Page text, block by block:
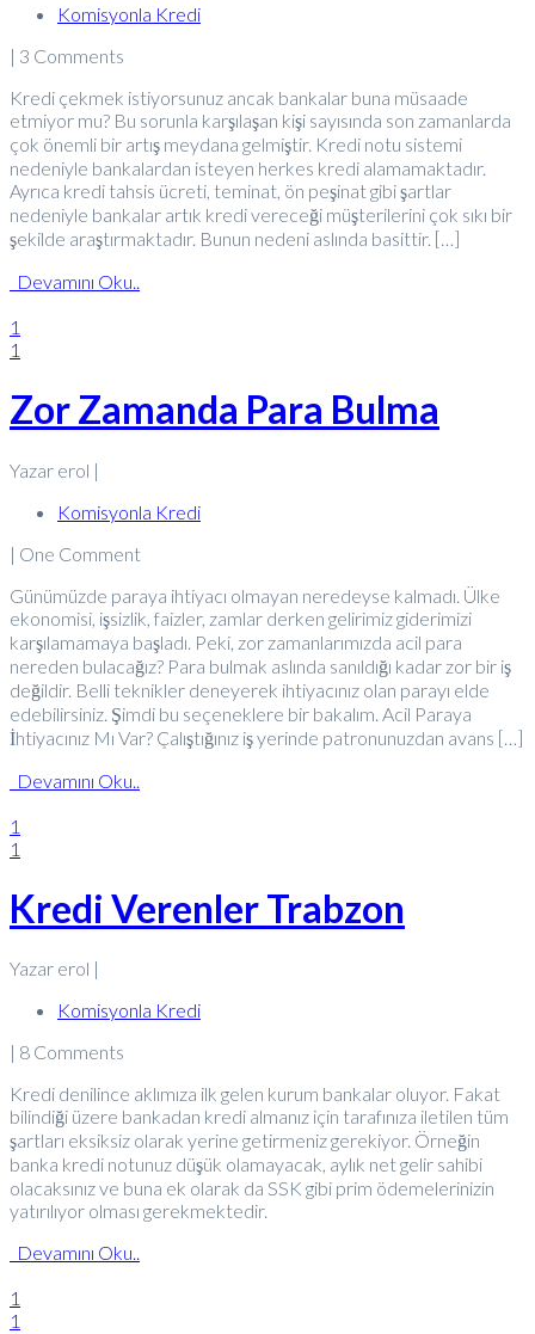
Komisyonla Kredi
| 3 Comments
Kredi çekmek istiyorsunuz ancak bankalar buna müsaade
etmiyor mu? Bu sorunla karşılaşan kişi sayısında son zamanlarda
çok önemli bir artış meydana gelmiştir. Kredi notu sistemi
nedeniyle bankalardan isteyen herkes kredi alamamaktadır.
Ayrıca kredi tahsis ücreti, teminat, ön peşinat gibi şartlar
nedeniyle bankalar artık kredi vereceği müşterilerini çok sıkı bir
şekilde araştırmaktadır. Bunun nedeni aslında basittir. […]
Devamını Oku..
1
1
Zor Zamanda Para Bulma
Yazar erol |
Komisyonla Kredi
| One Comment
Günümüzde paraya ihtiyacı olmayan neredeyse kalmadı. Ülke
ekonomisi, işsizlik, faizler, zamlar derken gelirimiz giderimizi
karşılamamaya başladı. Peki, zor zamanlarımızda acil para
nereden bulacağız? Para bulmak aslında sanıldığı kadar zor bir iş
değildir. Belli teknikler deneyerek ihtiyacınız olan parayı elde
edebilirsiniz. Şimdi bu seçeneklere bir bakalım. Acil Paraya
İhtiyacınız Mı Var? Çalıştığınız iş yerinde patronunuzdan avans […]
Devamını Oku..
1
1
Kredi Verenler Trabzon
Yazar erol |
Komisyonla Kredi
| 8 Comments
Kredi denilince aklımıza ilk gelen kurum bankalar oluyor. Fakat
bilindiği üzere bankadan kredi almanız için tarafınıza iletilen tüm
şartları eksiksiz olarak yerine getirmeniz gerekiyor. Örneğin
banka kredi notunuz düşük olamayacak, aylık net gelir sahibi
olacaksınız ve buna ek olarak da SSK gibi prim ödemelerinizin
yatırılıyor olması gerekmektedir.
Devamını Oku..
1
1